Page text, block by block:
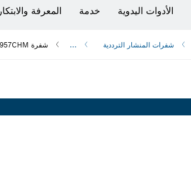
الأدوات اليدوية خدمة المعرفة والابتكار
شفرات المنشار الترددية ... شفرة EXPERT Vehicle Rescue S957CHM